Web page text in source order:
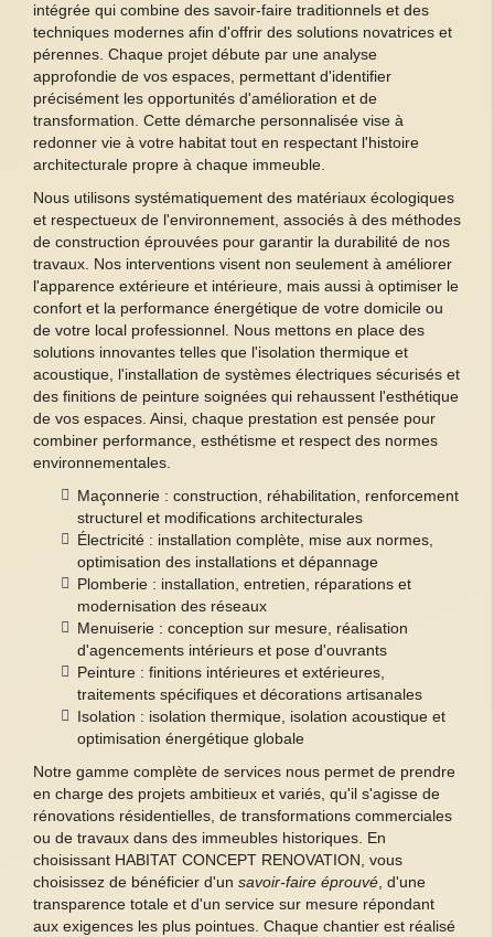
intégrée qui combine des savoir-faire traditionnels et des
techniques modernes afin d'offrir des solutions novatrices et
pérennes. Chaque projet débute par une analyse
approfondie de vos espaces, permettant d'identifier
précisément les opportunités d'amélioration et de
transformation. Cette démarche personnalisée vise à
redonner vie à votre habitat tout en respectant l'histoire
architecturale propre à chaque immeuble.
Nous utilisons systématiquement des matériaux écologiques
et respectueux de l'environnement, associés à des méthodes
de construction éprouvées pour garantir la durabilité de nos
travaux. Nos interventions visent non seulement à améliorer
l'apparence extérieure et intérieure, mais aussi à optimiser le
confort et la performance énergétique de votre domicile ou
de votre local professionnel. Nous mettons en place des
solutions innovantes telles que l'isolation thermique et
acoustique, l'installation de systèmes électriques sécurisés et
des finitions de peinture soignées qui rehaussent l'esthétique
de vos espaces. Ainsi, chaque prestation est pensée pour
combiner performance, esthétisme et respect des normes
environnementales.
Maçonnerie : construction, réhabilitation, renforcement
structurel et modifications architecturales
Électricité : installation complète, mise aux normes,
optimisation des installations et dépannage
Plomberie : installation, entretien, réparations et
modernisation des réseaux
Menuiserie : conception sur mesure, réalisation
d'agencements intérieurs et pose d'ouvrants
Peinture : finitions intérieures et extérieures,
traitements spécifiques et décorations artisanales
Isolation : isolation thermique, isolation acoustique et
optimisation énergétique globale
Notre gamme complète de services nous permet de prendre
en charge des projets ambitieux et variés, qu'il s'agisse de
rénovations résidentielles, de transformations commerciales
ou de travaux dans des immeubles historiques. En
choisissant HABITAT CONCEPT RENOVATION, vous
choisissez de bénéficier d'un savoir-faire éprouvé, d'une
transparence totale et d'un service sur mesure répondant
aux exigences les plus pointues. Chaque chantier est réalisé